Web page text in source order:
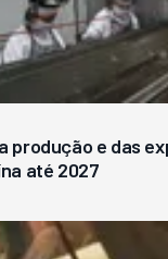
produção e das
até 2027